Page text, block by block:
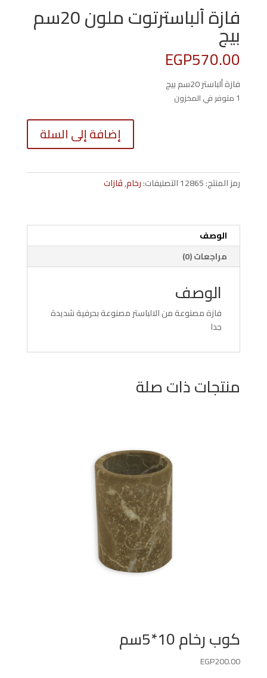
فازة ألباسترتوت ملون 20سم
بيج
EGP570.00
فازة ألباستر 20سم بيج
1 متوفر في المخزون
كمية
إضافة إلى السلة
رمز المنتج:12865التصنيفات:رخام,ڤازات
الوصف
مراجعات (0)
الوصف
فازة مصنوعة من الالباستر مصنوعة بحرفية شديدة
جدا
منتجات ذات صلة
كوب رخام 10*5سم
EGP200.00